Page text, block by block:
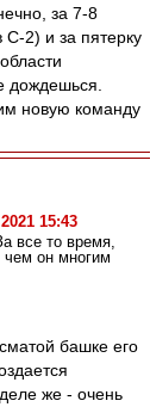
за 7-8
С-2) и за пятерку
дождешься.
новую команду
15:43
все то время,
чем он многим
башке его
же - очень